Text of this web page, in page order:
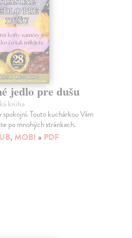
jedlo pre dušu
kniha
Touto kuchárkou Vám
po mnohých stránkach.
, MOBI a PDF